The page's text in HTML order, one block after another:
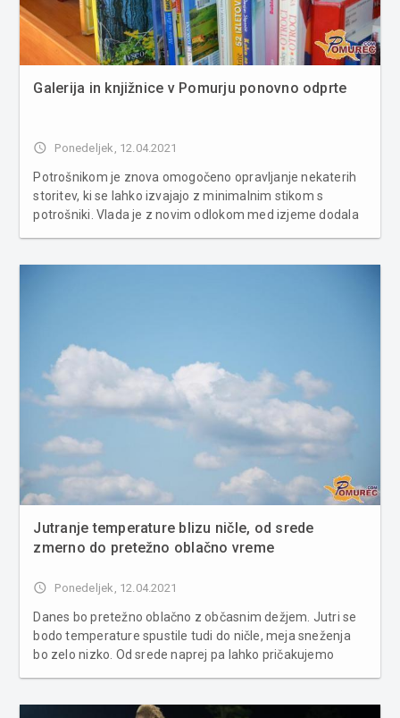
Galerija in knjižnice v Pomurju ponovno odprte
access_time Ponedeljek, 12.04.2021
Potrošnikom je znova omogočeno opravljanje nekaterih
storitev, ki se lahko izvajajo z minimalnim stikom s
potrošniki. Vlada je z novim odlokom med izjeme dodala
Jutranje temperature blizu ničle, od srede
zmerno do pretežno oblačno vreme
access_time Ponedeljek, 12.04.2021
Danes bo pretežno oblačno z občasnim dežjem. Jutri se
bodo temperature spustile tudi do ničle, meja sneženja
bo zelo nizko. Od srede naprej pa lahko pričakujemo